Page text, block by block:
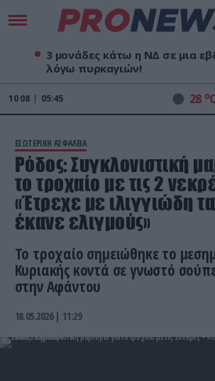
3 μονάδες κάτω η ΝΔ σε μια
λόγω πυρκαγιών!
10 08 05:45 28 o
ΕΣΩΤΕΡΙΚΗ ΑΣΦΑΛΕΙΑ
Ρόδος: Συγκλονιστική
το τροχαίο με τις 2
«Έτρεχε με ιλιγγιώδη
έκανε ελιγμούς»
Το τροχαίο σημειώθηκε το
Κυριακής κοντά σε γνωστό
στην Αφάντου
18.05.2026 | 11:29